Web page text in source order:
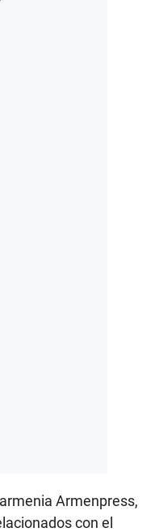
Armenpress,
con el